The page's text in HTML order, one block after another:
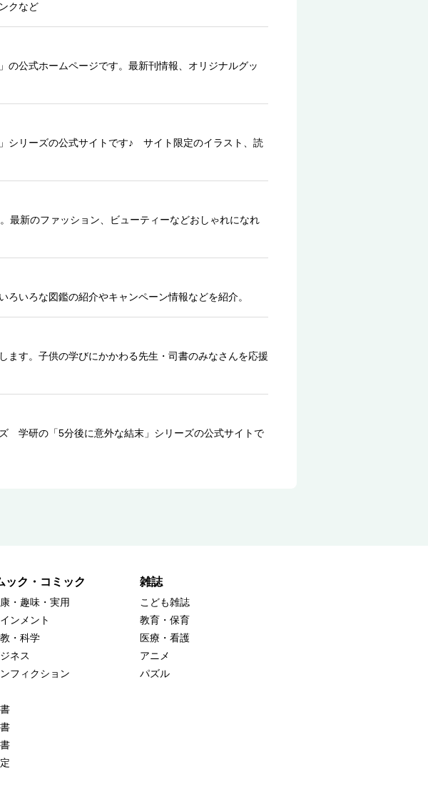
クなど
公式ホームページです。最新刊情報、オリジナルグッ
シリーズの公式サイトです♪ サイト限定のイラスト、読
最新のファッション、ビューティーなどおしゃれになれ
いろな図鑑の紹介やキャンペーン情報などを紹介。
ます。子供の学びにかかわる先生・司書のみなさんを応援
学研の「5分後に意外な結末」シリーズの公式サイトで
ック・コミック
・趣味・実用
ンメント
・科学
ネス
フィクション
雑誌
こども雑誌
教育・保育
医療・看護
アニメ
パズル